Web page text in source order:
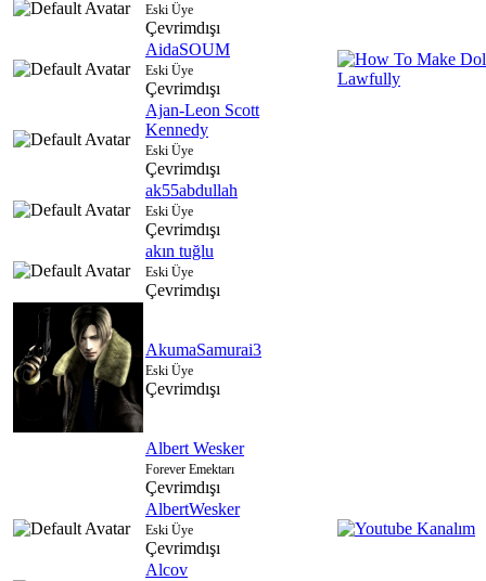
Eski Üye
Çevrimdışı
AidaSOUM
Eski Üye
Çevrimdışı
Ajan-Leon Scott
Kennedy
Eski Üye
Çevrimdışı
ak55abdullah
Eski Üye
Çevrimdışı
akın tuğlu
Eski Üye
Çevrimdışı
AkumaSamurai3
Eski Üye
Çevrimdışı
Albert Wesker
Forever Emektarı
Çevrimdışı
AlbertWesker
Eski Üye
Çevrimdışı
Alcov